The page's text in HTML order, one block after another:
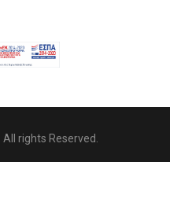
All rights Reserved.